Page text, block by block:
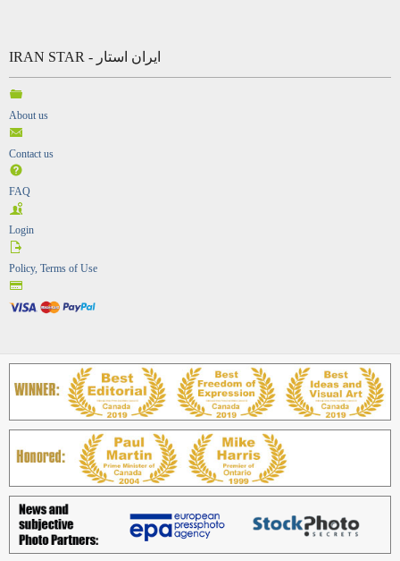
IRAN STAR - ایران استار
About us
Contact us
FAQ
Login
Policy, Terms of Use